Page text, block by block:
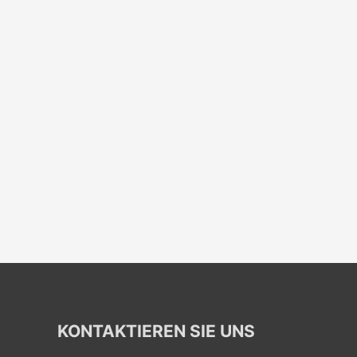
KONTAKTIEREN SIE UNS